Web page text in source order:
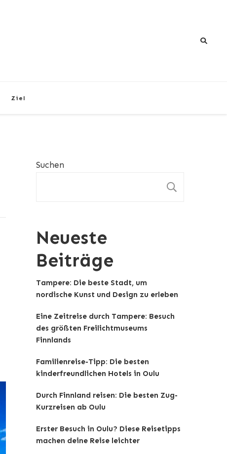
Ziel
Suchen
Neueste
Beiträge
Tampere: Die beste Stadt, um
nordische Kunst und Design zu erleben
Eine Zeitreise durch Tampere: Besuch
des größten Freilichtmuseums
Finnlands
Familienreise-Tipp: Die besten
kinderfreundlichen Hotels in Oulu
Durch Finnland reisen: Die besten Zug-
Kurzreisen ab Oulu
Erster Besuch in Oulu? Diese Reisetipps
machen deine Reise leichter